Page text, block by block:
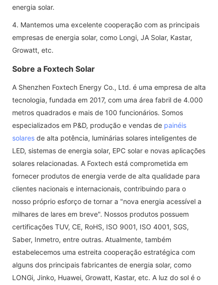
energia solar.
4. Mantemos uma excelente cooperação com as principais
empresas de energia solar, como Longi, JA Solar, Kastar,
Growatt, etc.
Sobre a Foxtech Solar
A Shenzhen Foxtech Energy Co., Ltd. é uma empresa de alta
tecnologia, fundada em 2017, com uma área fabril de 4.000
metros quadrados e mais de 100 funcionários. Somos
especializados em P&D, produção e vendas de painéis
solares de alta potência, luminárias solares inteligentes de
LED, sistemas de energia solar, EPC solar e novas aplicações
solares relacionadas. A Foxtech está comprometida em
fornecer produtos de energia verde de alta qualidade para
clientes nacionais e internacionais, contribuindo para o
nosso próprio esforço de tornar a "nova energia acessível a
milhares de lares em breve". Nossos produtos possuem
certificações TUV, CE, RoHS, ISO 9001, ISO 4001, SGS,
Saber, Inmetro, entre outras. Atualmente, também
estabelecemos uma estreita cooperação estratégica com
alguns dos principais fabricantes de energia solar, como
LONGi, Jinko, Huawei, Growatt, Kastar, etc. A luz do sol é o